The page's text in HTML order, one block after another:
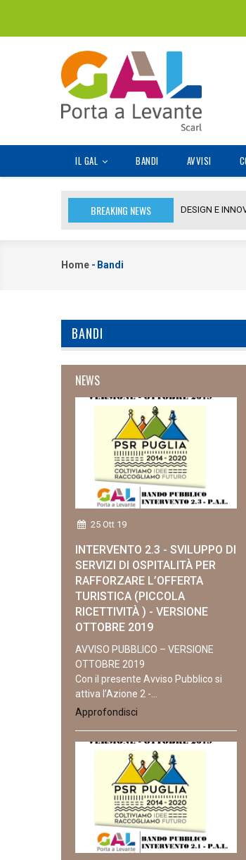
contenuto
MAIN
NAVIGATION
IL GAL BANDI AVVISI
BREAKING NEWS DESIGN E
Briciole
Home - Bandi
BANDI
NEWS
25 Ott 19
INTERVENTO 2.3 - SVILUPPO DI
SERVIZI DI OSPITALITÀ PER
RAFFORZARE L’OFFERTA
TURISTICA (PICCOLA
RICETTIVITÀ ) - VERSIONE
OTTOBRE 2019
AVVISO PUBBLICO – VERSIONE
OTTOBRE 2019
Con il presente Avviso Pubblico si
attiva l’Azione 2 -...
Approfondisci